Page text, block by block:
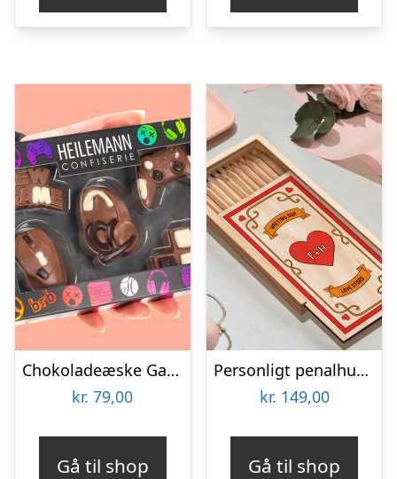
Chokoladeæske Gaming
kr. 79,00
Gå til shop
Personligt penalhus med Retrodesign
kr. 149,00
Gå til shop